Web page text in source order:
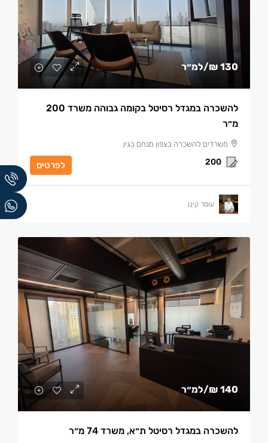
130 ₪ /למ״ר
להשכרה במגדל רסיטל בקומה גבוהה משרד 200
מ״ר
משרדים להשכרה בצפון מנחם בגין
200 לפרטים
עומר קינן
140 ₪ /למ״ר
להשכרה במגדל רסיטל ת״א, משרד 74 מ״ר